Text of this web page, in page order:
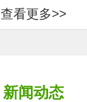
查看更多>>
新闻动态